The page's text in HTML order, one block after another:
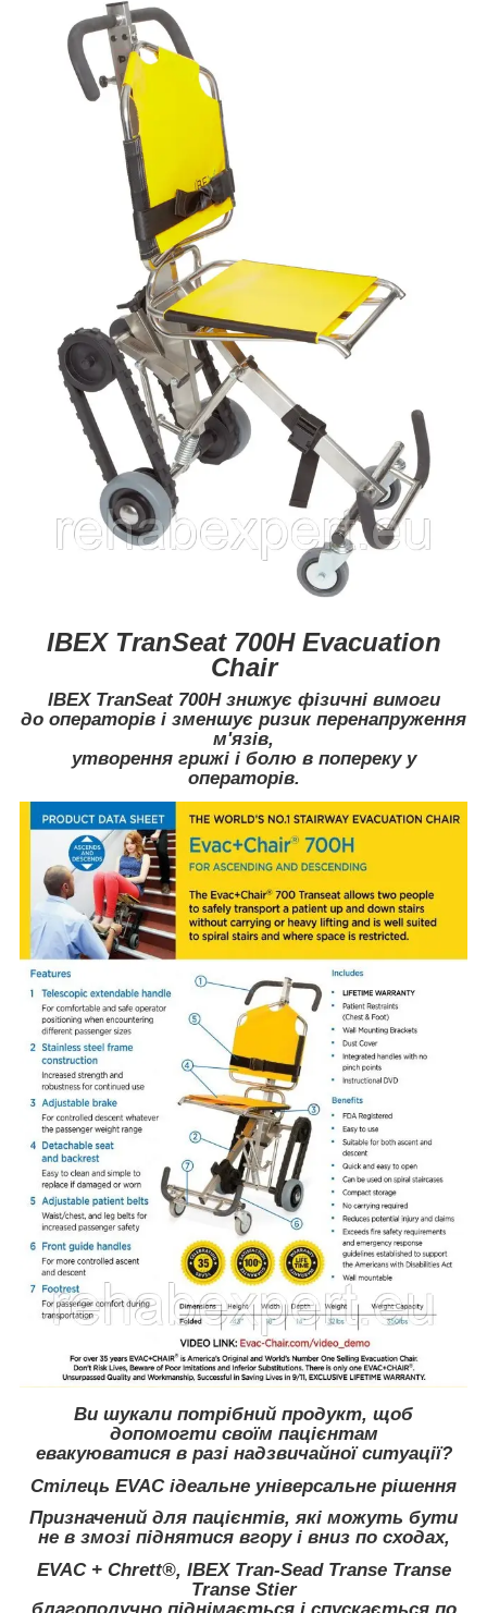
IBEX TranSeat 700H Evacuation
Chair
IBEX TranSeat 700Hзнижує фізичні вимоги
до операторів і зменшує ризик перенапруження
м'язів,
утворення грижі і болю в попереку у
операторів.
Ви шукали потрібний продукт, щоб
допомогти своїм пацієнтам
евакуюватися в разі надзвичайної ситуації?
Стілець EVAC ідеальне універсальне рішення
Призначений для пацієнтів, які можуть бути
не в змозі піднятися вгору і вниз по сходах,
EVAC + Chrett®, IBEX Tran-Sead Transe Transe
Transe Stier